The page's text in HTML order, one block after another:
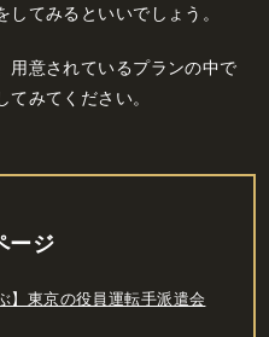
てみるといいでしょう。
用意されているプランの中で
みてください。
ージ
】東京の役員運転手派遣会